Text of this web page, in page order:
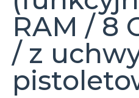
RAM / 8
/ z